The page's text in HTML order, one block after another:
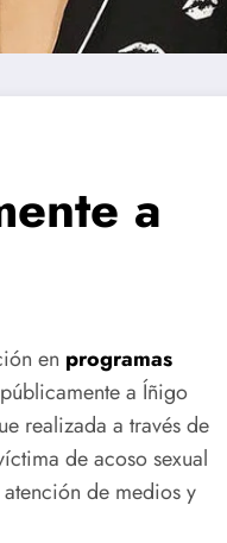
a
en programas
a Íñigo
realizada a través de
de acoso sexual
de medios y